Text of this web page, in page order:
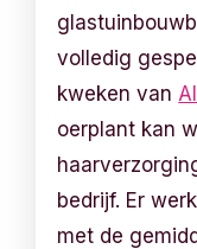
volledig
kweken van
oerplant kan
bedrijf. Er
met de